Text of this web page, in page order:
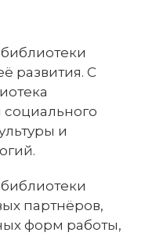
развития. С
и
партнёров,
форм работы,